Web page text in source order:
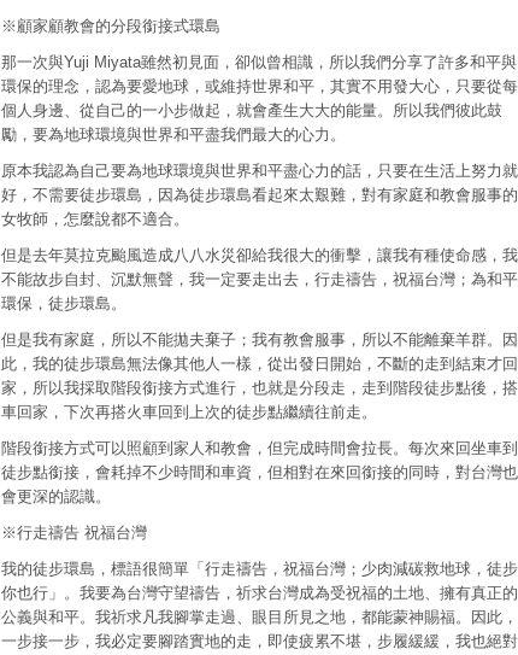
※顧家顧教會的分段銜接式環島
那一次與Yuji Miyata雖然初見面，卻似曾相識，所以我們分享了許多和平與
環保的理念，認為要愛地球，或維持世界和平，其實不用發大心，只要從每
個人身邊、從自己的一小步做起，就會產生大大的能量。所以我們彼此鼓
勵，要為地球環境與世界和平盡我們最大的心力。
原本我認為自己要為地球環境與世界和平盡心力的話，只要在生活上努力就
好，不需要徒步環島，因為徒步環島看起來太艱難，對有家庭和教會服事的
女牧師，怎麼說都不適合。
但是去年莫拉克颱風造成八八水災卻給我很大的衝擊，讓我有種使命感，我
不能故步自封、沉默無聲，我一定要走出去，行走禱告，祝福台灣；為和平
環保，徒步環島。
但是我有家庭，所以不能拋夫棄子；我有教會服事，所以不能離棄羊群。因
此，我的徒步環島無法像其他人一樣，從出發日開始，不斷的走到結束才回
家，所以我採取階段銜接方式進行，也就是分段走，走到階段徒步點後，搭
車回家，下次再搭火車回到上次的徒步點繼續往前走。
階段銜接方式可以照顧到家人和教會，但完成時間會拉長。每次來回坐車到
徒步點銜接，會耗掉不少時間和車資，但相對在來回銜接的同時，對台灣也
會更深的認識。
※行走禱告 祝福台灣
我的徒步環島，標語很簡單「行走禱告，祝福台灣；少肉減碳救地球，徒步
你也行」。我要為台灣守望禱告，祈求台灣成為受祝福的土地、擁有真正的
公義與和平。我祈求凡我腳掌走過、眼目所見之地，都能蒙神賜福。因此，
一步接一步，我必定要腳踏實地的走，即使疲累不堪，步履緩緩，我也絕對